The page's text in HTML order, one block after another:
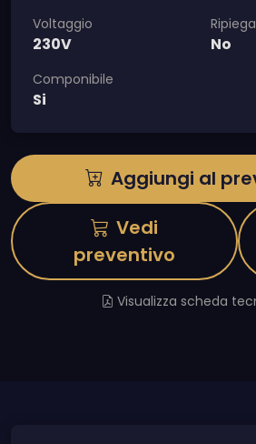
Voltaggio
230V No
Componibile
Si
Aggiungi al
Vedi
preventivo
Visualizza scheda